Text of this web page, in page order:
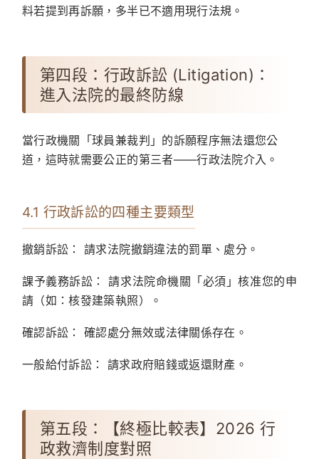
料若提到再訴願，多半已不適用現行法規。
第四段：行政訴訟 (Litigation)：
進入法院的最終防線
當行政機關「球員兼裁判」的訴願程序無法還您公
道，這時就需要公正的第三者——行政法院介入。
4.1 行政訴訟的四種主要類型
撤銷訴訟： 請求法院撤銷違法的罰單、處分。
課予義務訴訟：
請求法院命機關「必須」核准您的申
請（如：核發建築執照）。
確認訴訟： 確認處分無效或法律關係存在。
一般給付訴訟： 請求政府賠錢或返還財產。
第五段：【終極比較表】2026 行
政救濟制度對照